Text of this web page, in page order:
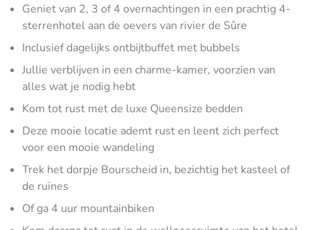
Geniet van 2, 3 of 4 overnachtingen in een prachtig 4-
sterrenhotel aan de oevers van rivier de Sûre
Inclusief dagelijks ontbijtbuffet met bubbels
Jullie verblijven in een charme-kamer, voorzien van
alles wat je nodig hebt
Kom tot rust met de luxe Queensize bedden
Deze mooie locatie ademt rust en leent zich perfect
voor een mooie wandeling
Trek het dorpje Bourscheid in, bezichtig het kasteel of
de ruïnes
Of ga 4 uur mountainbiken